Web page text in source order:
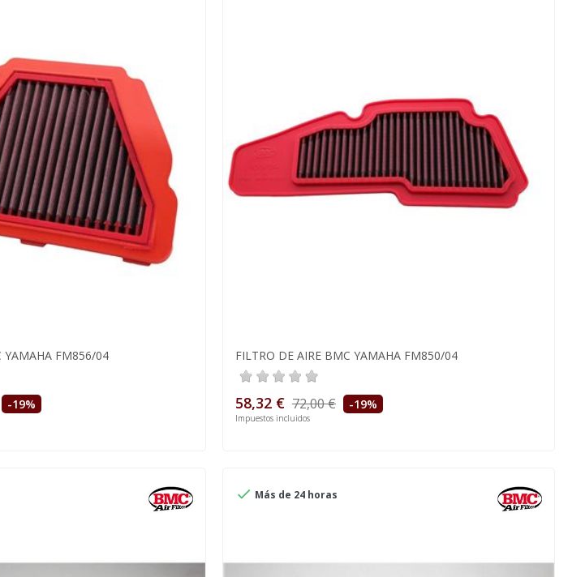
YAMAHA FM856/04
-19%
FILTRO DE AIRE BMC YAMAHA FM850/04
58,32 € 72,00 € -19%
Impuestos incluidos
 Más de 24 horas